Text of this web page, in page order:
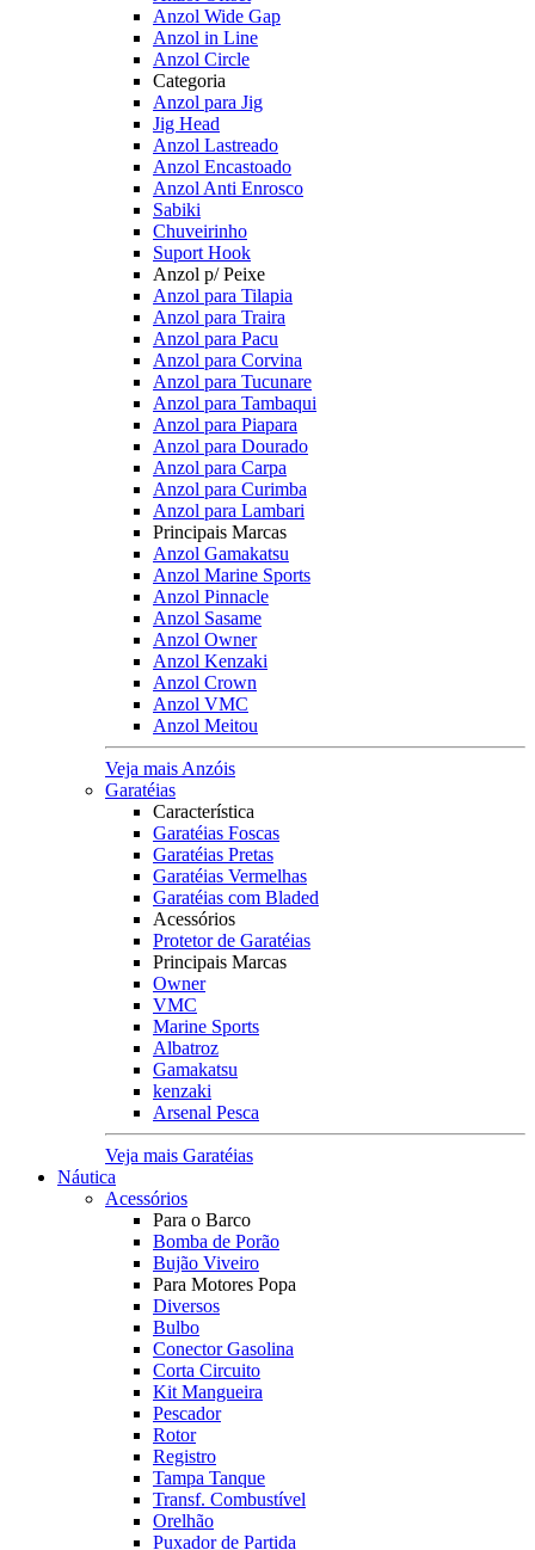
Anzol Wide Gap
Anzol in Line
Anzol Circle
Categoria
Anzol para Jig
Jig Head
Anzol Lastreado
Anzol Encastoado
Anzol Anti Enrosco
Sabiki
Chuveirinho
Suport Hook
Anzol p/ Peixe
Anzol para Tilapia
Anzol para Traira
Anzol para Pacu
Anzol para Corvina
Anzol para Tucunare
Anzol para Tambaqui
Anzol para Piapara
Anzol para Dourado
Anzol para Carpa
Anzol para Curimba
Anzol para Lambari
Principais Marcas
Anzol Gamakatsu
Anzol Marine Sports
Anzol Pinnacle
Anzol Sasame
Anzol Owner
Anzol Kenzaki
Anzol Crown
Anzol VMC
Anzol Meitou
Veja mais Anzóis
Garatéias
Característica
Garatéias Foscas
Garatéias Pretas
Garatéias Vermelhas
Garatéias com Bladed
Acessórios
Protetor de Garatéias
Principais Marcas
Owner
VMC
Marine Sports
Albatroz
Gamakatsu
kenzaki
Arsenal Pesca
Veja mais Garatéias
Náutica
Acessórios
Para o Barco
Bomba de Porão
Bujão Viveiro
Para Motores Popa
Diversos
Bulbo
Conector Gasolina
Corta Circuito
Kit Mangueira
Pescador
Rotor
Registro
Tampa Tanque
Transf. Combustível
Orelhão
Puxador de Partida